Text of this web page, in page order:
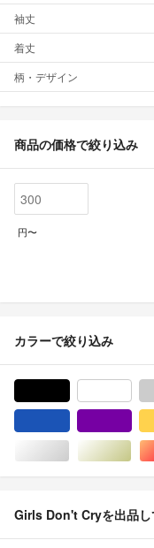
袖丈
着丈
柄・デザイン
商品の価格で絞り込み
円〜
カラーで絞り込み
シルバー/銀色系
ゴ
Girls Don't Cryを出品し